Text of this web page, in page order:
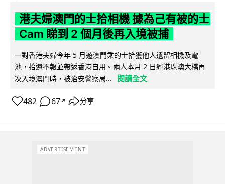
港夫婦澳門的士拾相機 據為己有被的士
Cam 睇到 2 個月後再入境被捕
一對香港夫婦今年 5 月遊澳門乘的士拾獲他人遺留相機及電
池，拾遺不報並帶返香港自用。兩人本月 2 日經港珠澳大橋再
次入境澳門時，被治安警察局...
閱讀全文
482 67 ↗ 分享
ADVERTISEMENT